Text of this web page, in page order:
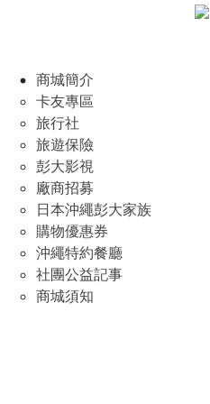
商城簡介
卡友專區
旅行社
旅遊保險
彭大影視
廠商招募
日本沖繩彭大家族
購物優惠券
沖繩特約餐廳
社團公益記事
商城須知